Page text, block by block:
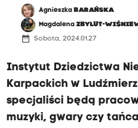
Agnieszka BARAŃSKA
MagdalenaZBYLUT-
date_range Sobota, 2024.01.27
Instytut Dziedzictwa
Karpackich w
specjaliści będą
muzyki, gwary czy